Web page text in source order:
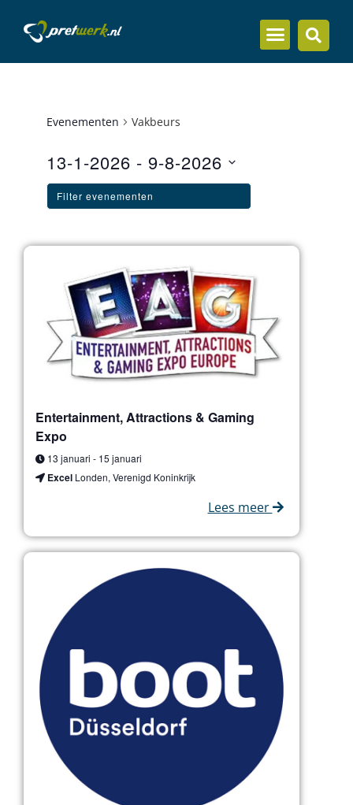
Evenementen Vakbeurs
13-1-2026 - 9-8-2026
Selecteer
een
datum.
Filters
Changing
any
the
inputs
will
cause
the
list
of
to
refresh
with
the
Filter evenementen
Entertainment, Attractions & Gaming
Expo
13 januari - 15 januari
Excel Londen, Verenigd Koninkrijk
Lees meer